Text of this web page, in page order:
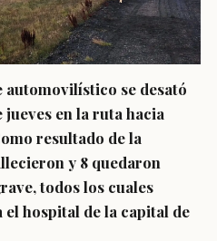
automovilístico se desató
jueves en la ruta hacia
resultado de la
y 8 quedaron
todos los cuales
hospital de la capital de